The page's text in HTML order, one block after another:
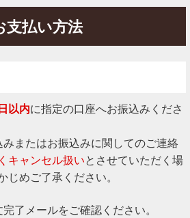
支払い方法
以内に指定の口座へお振込みくださ
またはお振込みに関してのご連絡
キャンセル扱いとさせていただく場
めご了承ください。
了メールをご確認ください。